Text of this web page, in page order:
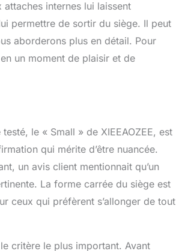
internes lui laissent
permettre de sortir du siège. Il peut
aborderons plus en détail. Pour
un moment de plaisir et de
le « Small » de XIEEAOZEE, est
qui mérite d’être nuancée.
un avis client mentionnait qu’un
La forme carrée du siège est
ceux qui préfèrent s’allonger de tout
critère le plus important. Avant